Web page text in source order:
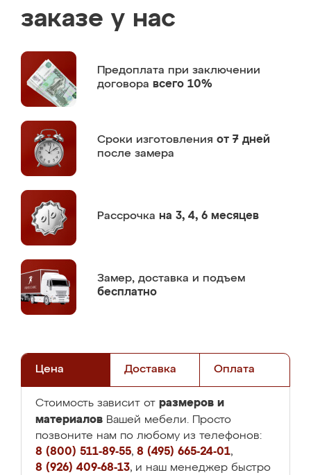
заказе у нас
Предоплата при заключении
договора всего 10%
Сроки изготовления от 7 дней
после замера
Рассрочка на 3, 4, 6 месяцев
Замер, доставка и подъем
бесплатно
Цена Доставка Оплата
Стоимость зависит от размеров и
материалов Вашей мебели. Просто
позвоните нам по любому из телефонов:
8 (800) 511-89-55, 8 (495) 665-24-01,
8 (926) 409-68-13, и наш менеджер быстро